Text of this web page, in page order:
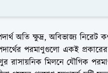
অতি ক্ষুদ্র, অবিভাজ্য নিরেট
পরমাণুগুলো একই প্রকারের,
রাসায়নিক মিলনে যৌগিক